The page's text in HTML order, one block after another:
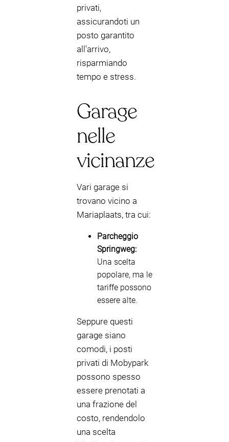
privati,
assicurandoti un
posto garantito
all'arrivo,
risparmiando
tempo e stress.
Garage
nelle
vicinanze
Vari garage si
trovano vicino a
Mariaplaats, tra cui:
Parcheggio
Springweg:
Una scelta
popolare, ma le
tariffe possono
essere alte.
Seppure questi
garage siano
comodi, i posti
privati di Mobypark
possono spesso
essere prenotati a
una frazione del
costo, rendendolo
una scelta